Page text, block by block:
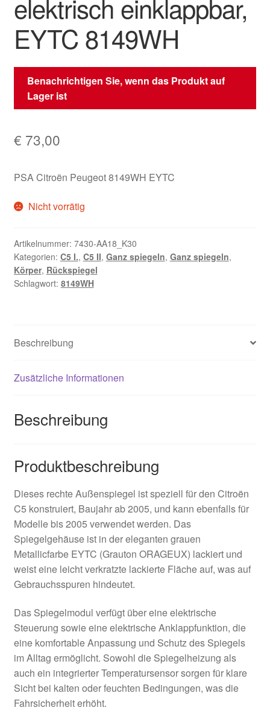
elektrisch einklappbar,
EYTC 8149WH
Benachrichtigen Sie, wenn das Produkt auf
Lager ist
€ 73,00
PSA Citroën Peugeot 8149WH EYTC
Nicht vorrätig
Artikelnummer: 7430-AA18_K30
Kategorien: C5 I., C5 II, Ganz spiegeln, Ganz spiegeln,
Körper, Rückspiegel
Schlagwort: 8149WH
Beschreibung
Zusätzliche Informationen
Beschreibung
Produktbeschreibung
Dieses rechte Außenspiegel ist speziell für den Citroën
C5 konstruiert, Baujahr ab 2005, und kann ebenfalls für
Modelle bis 2005 verwendet werden. Das
Spiegelgehäuse ist in der eleganten grauen
Metallicfarbe EYTC (Grauton ORAGEUX) lackiert und
weist eine leicht verkratzte lackierte Fläche auf, was auf
Gebrauchsspuren hindeutet.
Das Spiegelmodul verfügt über eine elektrische
Steuerung sowie eine elektrische Anklappfunktion, die
eine komfortable Anpassung und Schutz des Spiegels
im Alltag ermöglicht. Sowohl die Spiegelheizung als
auch ein integrierter Temperatursensor sorgen für klare
Sicht bei kalten oder feuchten Bedingungen, was die
Fahrsicherheit erhöht.